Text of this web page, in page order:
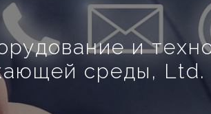
и
среды, Ltd.